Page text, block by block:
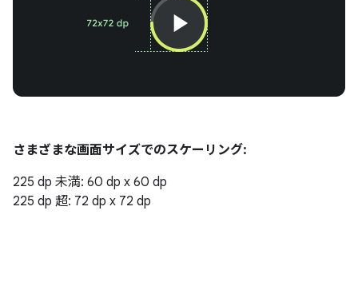
さまざまな画面サイズでのスケーリング:
225 dp 未満: 60 dp x 60 dp
225 dp 超: 72 dp x 72 dp